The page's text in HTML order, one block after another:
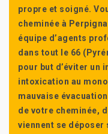
propre et soigné.
cheminée à
équipe d’agents
dans tout le 66
pour but d’éviter un
intoxication au
mauvaise
de votre cheminée,
viennent se